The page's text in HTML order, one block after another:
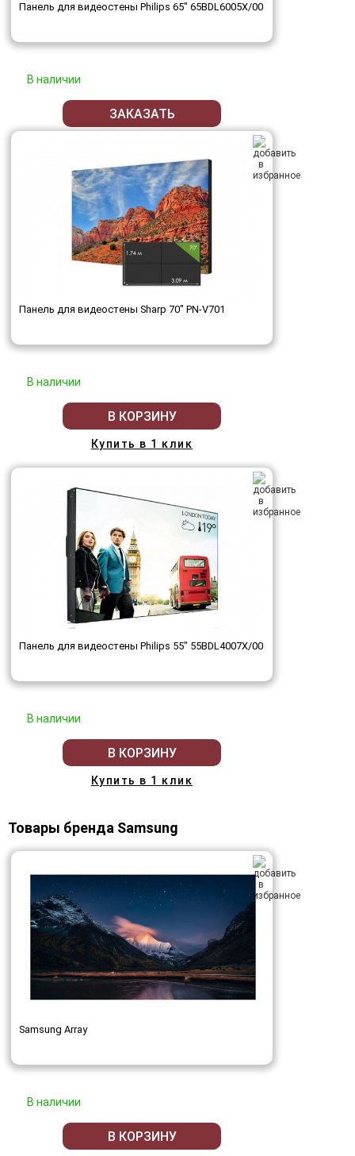
Панель для видеостены Philips 65" 65BDL6005X/00
В наличии
ЗАКАЗАТЬ
Панель для видеостены Sharp 70" PN-V701
В наличии
В КОРЗИНУ
Купить в 1 клик
Панель для видеостены Philips 55" 55BDL4007X/00
В наличии
В КОРЗИНУ
Купить в 1 клик
Товары бренда Samsung
Samsung Array
В наличии
В КОРЗИНУ